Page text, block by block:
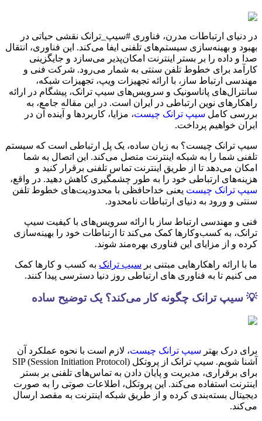
در دنیای ارتباطات مدرن، فناوری #سیپ_ترانک نقشی حیاتی در
بهبود و بهینه‌سازی سیستم‌های تلفنی ایفا می‌کند. این فناوری، انتقال
صدا و داده را بر بستر اینترنت امکان‌پذیر می‌سازد و جایگزینی
کارآمد برای خطوط تلفن سنتی به شمار می‌رود. شرکت فنی و
مهندسی ارتباط ساز، با ارائه تجهیزات ویپ، تجهیزات شبکه،
سانترال‌های پاناسونیک و سرویس‌های سیپ ترانک، پیشگام در ارائه
راهکارهای نوین ارتباطی در ایران است. در این مقاله جامع، به
بررسی کامل سیپ ترانک چیست، مزایا، کاربردها و آینده آن در
ایران خواهیم پرداخت.
سیپ ترانک چیست؟ به زبان ساده، یک پل ارتباطی است که سیستم
تلفنی شما را به شبکه اینترنت متصل می‌کند. این اتصال به شما
امکان می‌دهد تا از طریق اینترنت تماس تلفنی برقرار کنید و
هزینه‌های ارتباطی خود را به طور چشمگیری کاهش دهید. در واقع،
سیپ ترانک چیست یعنی خداحافظی با محدودیت‌های خطوط تلفن
سنتی و ورود به دنیای ارتباطات نامحدود.
فنی و مهندسی ارتباط ساز با ارائه سرویس‌های با کیفیت سیپ
ترانک، به کسب‌وکارها کمک می‌کند تا ارتباطات خود را بهینه‌سازی
کرده و از مزایای این فناوری بهره‌مند شوند.
ما با ارائه راهکارهایی مبتنی بر سیپ ترانک به کسب و کارها کمک
می کنیم تا به فناوری های ارتباطی روز دنیا دسترسی پیدا کنند.
💡 سیپ ترانک چگونه کار می‌کند؟ یک توضیح ساده
برای درک بهتر سیپ ترانک چیست، لازم است با نحوه عملکرد آن
آشنا شویم. سیپ ترانک از پروتکل SIP (Session Initiation Protocol)
برای برقراری، مدیریت و پایان دادن به تماس‌های تلفنی بر بستر
اینترنت استفاده می‌کند. این پروتکل، اطلاعات صوتی را به صورت
دیجیتال بسته‌بندی کرده و از طریق شبکه اینترنت به مقصد ارسال
می‌کند.